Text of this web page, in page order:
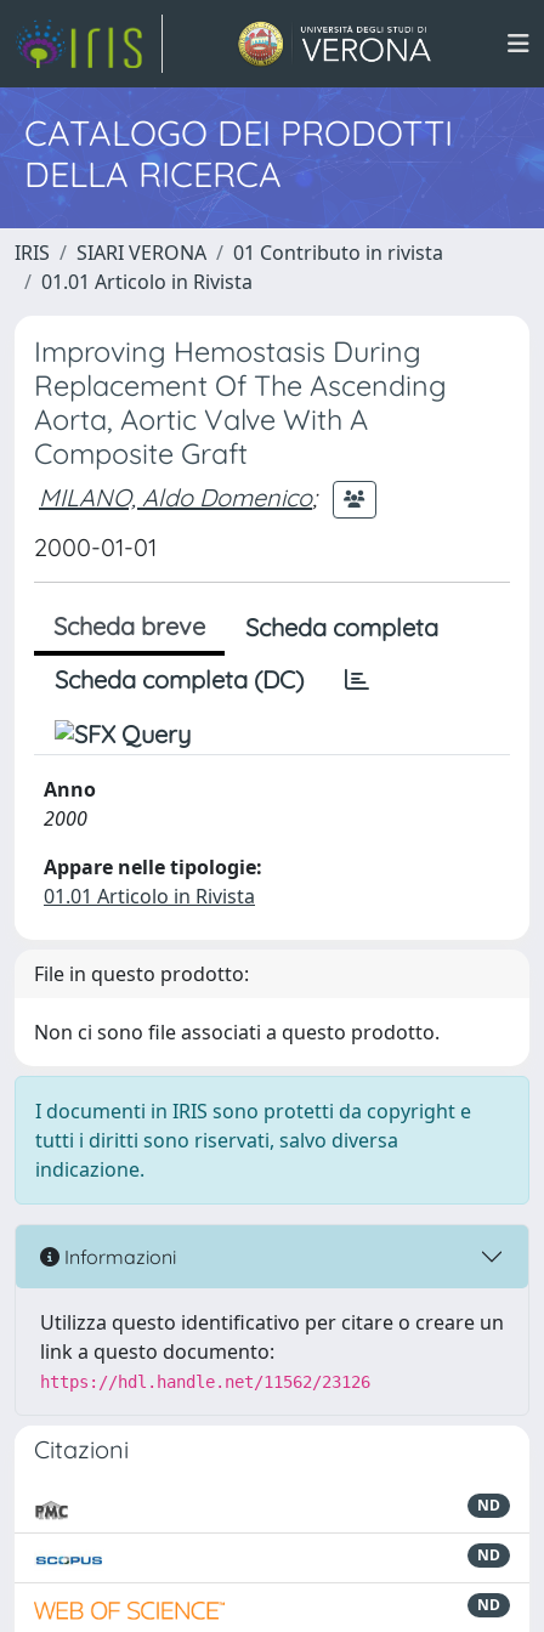
CATALOGO DEI PRODOTTI
DELLA RICERCA
IRIS SIARI VERONA
01 Contributo in rivista
01.01 Articolo in Rivista
Improving Hemostasis During
Replacement Of The Ascending
Aorta, Aortic Valve With A
Composite Graft
MILANO, Aldo Domenico;
2000-01-01
Scheda breve
Scheda completa
Scheda completa (DC)
Anno
2000
Appare nelle tipologie:
01.01 Articolo in Rivista
File in questo prodotto:
Non ci sono file associati a questo prodotto.
I documenti in IRIS sono protetti da copyright e
tutti i diritti sono riservati, salvo diversa
indicazione.
Informazioni
Utilizza questo identificativo per citare o creare un
link a questo documento:
https://hdl.handle.net/11562/23126
Citazioni
ND
ND
ND